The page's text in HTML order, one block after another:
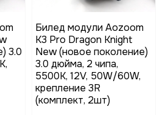
3.0
Билед модули Aozoom
K3 Pro Dragon Knight
New (новое поколение)
3.0 дюйма, 2 чипа,
5500K, 12V, 50W/60W,
крепление 3R
(комплект, 2шт)